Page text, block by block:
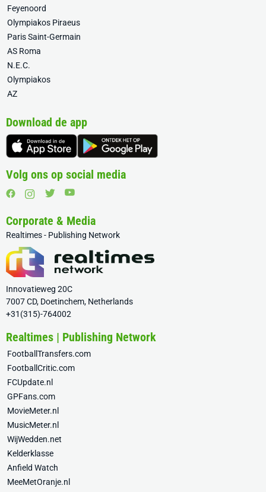
Feyenoord
Olympiakos Piraeus
Paris Saint-Germain
AS Roma
N.E.C.
Olympiakos
AZ
Download de app
Volg ons op social media
Corporate & Media
Realtimes - Publishing Network
Innovatieweg 20C
7007 CD, Doetinchem, Netherlands
+31(315)-764002
Realtimes | Publishing Network
FootballTransfers.com
FootballCritic.com
FCUpdate.nl
GPFans.com
MovieMeter.nl
MusicMeter.nl
WijWedden.net
Kelderklasse
Anfield Watch
MeeMetOranje.nl